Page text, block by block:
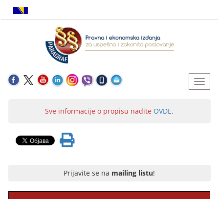
Sve informacije o propisu nađite OVDE.
Prijavite se na mailing listu!